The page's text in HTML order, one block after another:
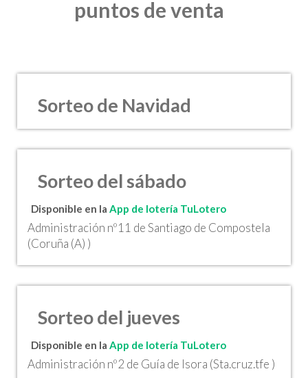
puntos de venta
Sorteo de Navidad
Sorteo del sábado
Disponible en la App de lotería TuLotero
Administración nº11 de Santiago de Compostela
(Coruña (A) )
Sorteo del jueves
Disponible en la App de lotería TuLotero
Administración nº2 de Guía de Isora (Sta.cruz.tfe )